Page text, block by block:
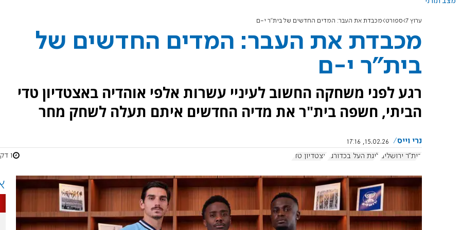
ערוץ 7 ספורט מכבדת את העבר: המדים החדשים של בית"ר י-ם
מכבדת את העבר: המדים החדשים של
בית"ר י-ם
רגע לפני משחקה החשוב לעיניי עשרות אלפי אוהדיה באצטדיון טדי
הביתי, חשפה בית"ר את מדיה החדשים איתם תעלה לשחק מחר
נרי וייס
15.02.26, 17:16
בית"ר ירושלים ליגת העל בכדורגל אצטדיון טדי 1 דקות